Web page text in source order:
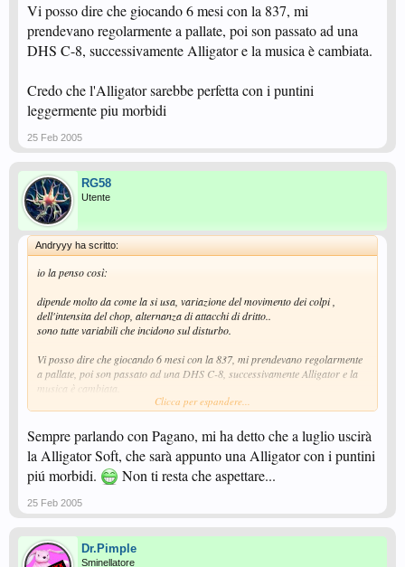
Vi posso dire che giocando 6 mesi con la 837, mi
prendevano regolarmente a pallate, poi son passato ad una
DHS C-8, successivamente Alligator e la musica è cambiata.
Credo che l'Alligator sarebbe perfetta con i puntini
leggermente piu morbidi
25 Feb 2005
RG58
Utente
Andryyy ha scritto:
io la penso così:
dipende molto da come la si usa, variazione del movimento dei colpi ,
dell'intensita del chop, alternanza di attacchi di dritto..
sono tutte variabili che incidono sul disturbo.
Vi posso dire che giocando 6 mesi con la 837, mi prendevano regolarmente
a pallate, poi son passato ad una DHS C-8, successivamente Alligator e la
musica è cambiata.
Clicca per espandere...
Sempre parlando con Pagano, mi ha detto che a luglio uscirà
la Alligator Soft, che sarà appunto una Alligator con i puntini
piú morbidi.
Non ti resta che aspettare...
25 Feb 2005
Dr.Pimple
Sminellatore